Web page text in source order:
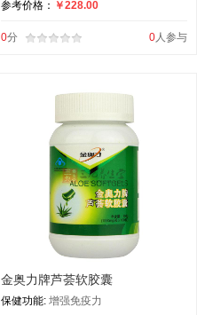
参考价格： ￥228.00
0人参与
0分
金奥力牌芦荟软胶囊
保健功能: 增强免疫力